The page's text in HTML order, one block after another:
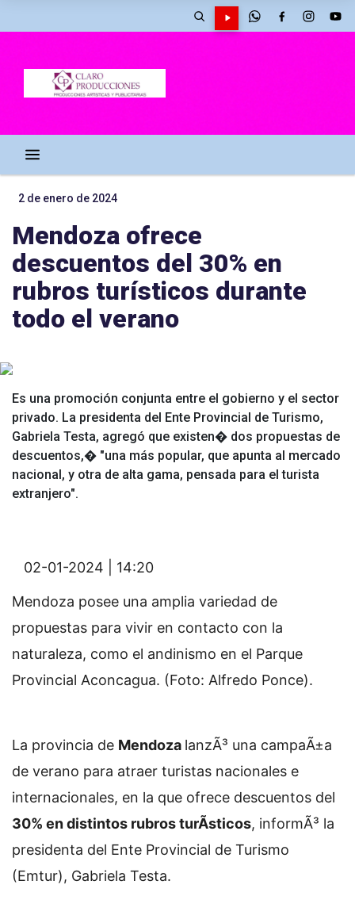
2 de enero de 2024
Mendoza ofrece
descuentos del 30% en
rubros turísticos durante
todo el verano
Es una promoción conjunta entre el gobierno y el sector
privado. La presidenta del Ente Provincial de Turismo,
Gabriela Testa, agregó que existen� dos propuestas de
descuentos,� "una más popular, que apunta al mercado
nacional, y otra de alta gama, pensada para el turista
extranjero".
02-01-2024 | 14:20
Mendoza posee una amplia variedad de
propuestas para vivir en contacto con la
naturaleza, como el andinismo en el Parque
Provincial Aconcagua. (Foto: Alfredo Ponce).
La provincia de Mendoza lanzÃ³ una campaÃ±a
de verano para atraer turistas nacionales e
internacionales, en la que ofrece descuentos del
30% en distintos rubros turÃ­sticos, informÃ³ la
presidenta del Ente Provincial de Turismo
(Emtur), Gabriela Testa.